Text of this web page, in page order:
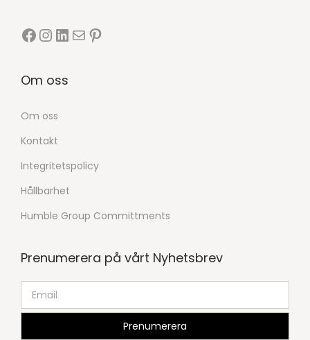
Om oss
Om oss
Kontakt
Integritetspolicy
Hållbarhet
Humble Group Committments
Prenumerera på vårt Nyhetsbrev